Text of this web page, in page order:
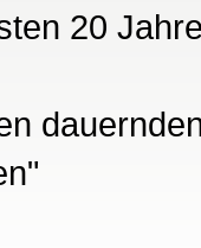
20